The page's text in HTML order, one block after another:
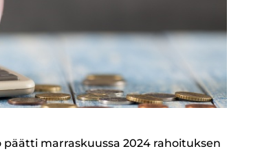
marraskuussa 2024 rahoituksen